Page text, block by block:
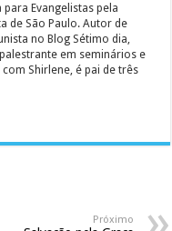
Evangelistas pela
de São Paulo. Autor de
no Blog Sétimo dia,
em seminários e
Shirlene, é pai de três
Próximo